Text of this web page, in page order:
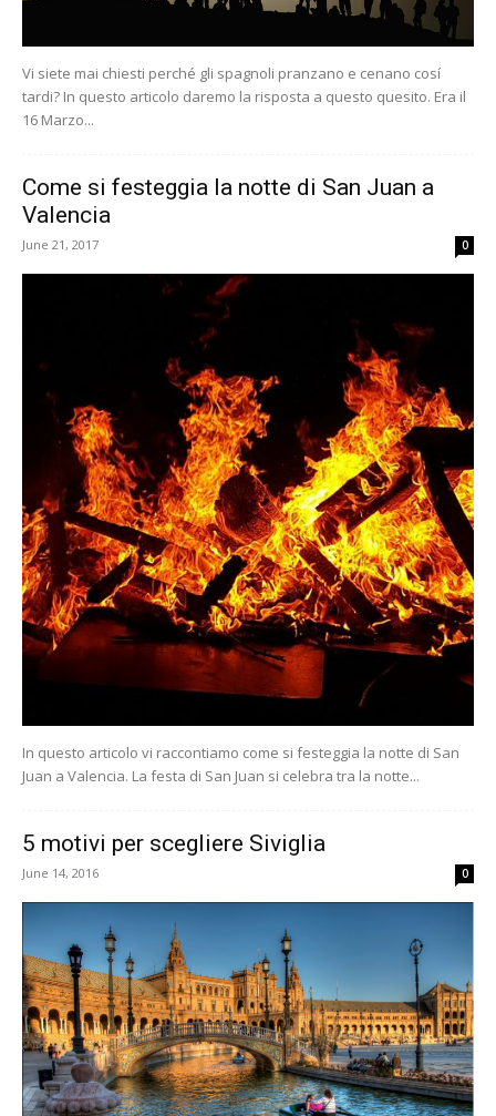
Vi siete mai chiesti perché gli spagnoli pranzano e cenano cosí
tardi? In questo articolo daremo la risposta a questo quesito. Era il
16 Marzo...
Come si festeggia la notte di San Juan a
Valencia
June 21, 2017 0
In questo articolo vi raccontiamo come si festeggia la notte di San
Juan a Valencia. La festa di San Juan si celebra tra la notte...
5 motivi per scegliere Siviglia
June 14, 2016 0